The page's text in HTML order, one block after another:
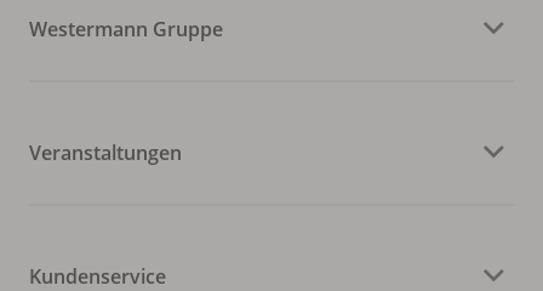
Westermann Gruppe
Veranstaltungen
Kundenservice